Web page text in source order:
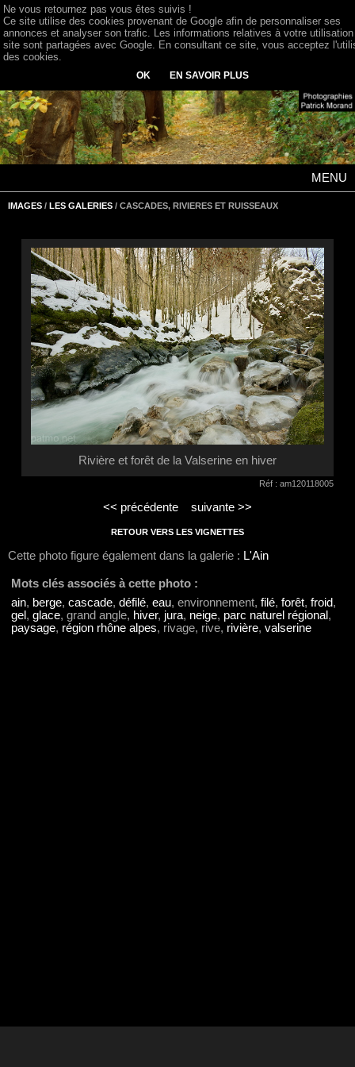
MENU
IMAGES / LES GALERIES / CASCADES, RIVIERES ET RUISSEAUX
Rivière et forêt de la Valserine en hiver
Réf : am120118005
<< précédente suivante >>
RETOUR VERS LES VIGNETTES
Cette photo figure également dans la galerie : L'Ain
Mots clés associés à cette photo :
ain, berge, cascade, défilé, eau, environnement, filé, forêt, froid,
gel , glace, grand angle, hiver, jura, neige, parc naturel régional ,
paysage, région rhône alpes, rivage, rive, rivière, valserine
Ne vous retournez pas vous êtes suivis !
Ce site utilise des cookies provenant de Google afin de personnaliser ses
annonces et analyser son trafic. Les informations relatives à votre
site sont partagées avec Google. En consultant ce site, vous acceptez
des cookies.
OK EN SAVOIR PLUS